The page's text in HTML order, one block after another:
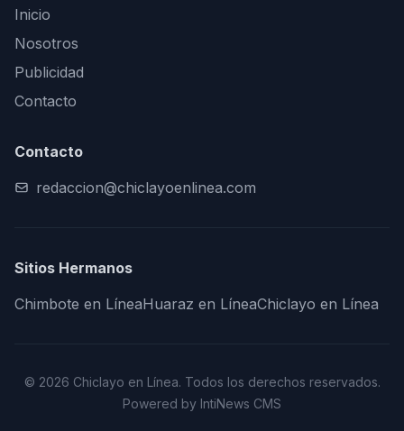
Inicio
Nosotros
Publicidad
Contacto
Contacto
redaccion@chiclayoenlinea.com
Sitios Hermanos
Chimbote en LíneaHuaraz en LíneaChiclayo en Línea
© 2026 Chiclayo en Línea. Todos los derechos reservados.
Powered by IntiNews CMS